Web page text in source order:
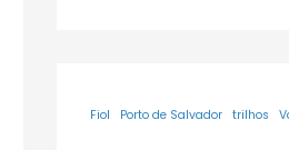
Fiol Porto de Salvador trilhos